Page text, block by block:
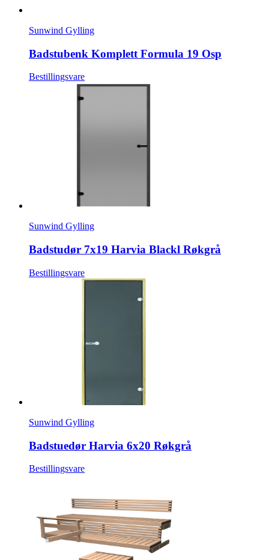
Sunwind Gylling
Badstubenk Komplett Formula 19 Osp
Bestillingsvare
Sunwind Gylling
Badstudør 7x19 Harvia Blackl Røkgrå
Bestillingsvare
Sunwind Gylling
Badstuedør Harvia 6x20 Røkgrå
Bestillingsvare